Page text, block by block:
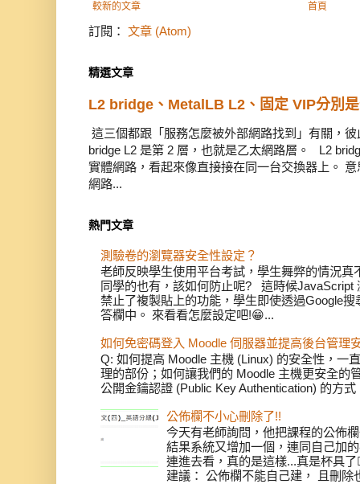
較新的文章 首頁
訂閱： 文章 (Atom)
精選文章
L2 bridge、MetalLB L2、固定 VIP分別
這三個都跟「服務怎麼被外部網路找到」有關，
bridge L2 是第 2 層，也就是乙太網路層。 L2
實體網路，看起來像直接接在同一台交換器上。
網路...
熱門文章
測驗卷的瀏覽器安全性設定？
老師反映學生使用平台考試，學生舞弊的情況真
同學的也有，該如何防止呢? 這時候JavaScript
禁止了複製貼上的功能，學生即使透過Google
答欄中。 來看看怎麼設定吧!😁...
如何免密碼登入 Moodle 伺服器並提高後台管理
Q: 如何提高 Moodle 主機 (Linux) 的安全性，一
理的部份；如何讓我們的 Moodle 主機更安全的
公開金鑰認證 (Public Key Authentication) 的方
公佈欄不小心刪除了!!
今天有老師詢問，他把課程的公佈
結果系統又增加一個，連同自己加
連進去看，真的是這樣...真是杯具
建議： 公佈欄不能自己建， 且刪除